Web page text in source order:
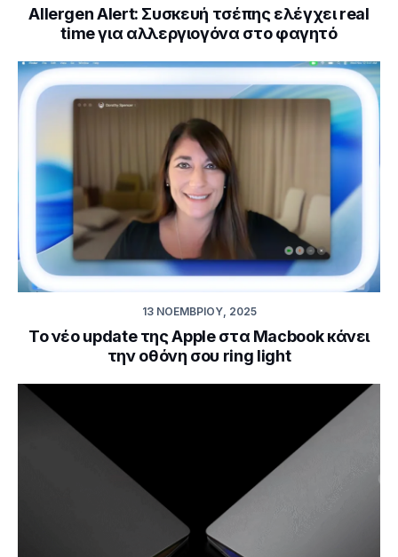
Allergen Alert: Συσκευή τσέπης ελέγχει real
time για αλλεργιογόνα στο φαγητό
13 ΝΟΕΜΒΡΊΟΥ, 2025
Το νέο update της Apple στα Macbook κάνει
την οθόνη σου ring light